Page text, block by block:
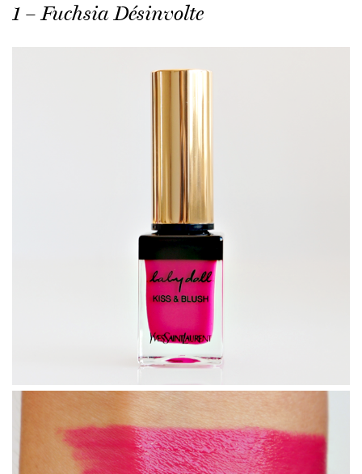
1 – Fuchsia Désinvolte